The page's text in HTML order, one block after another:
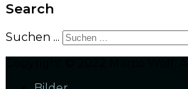
Search
Suchen ...